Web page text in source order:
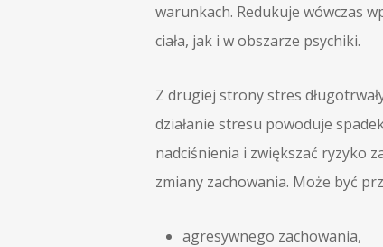
warunkach. Redukuje wówczas
ciała, jak i w obszarze psychiki.
Z drugiej strony stres
działanie stresu powoduje
nadciśnienia i zwiększać ryzyko
zmiany zachowania. Może być
agresywnego zachowania,